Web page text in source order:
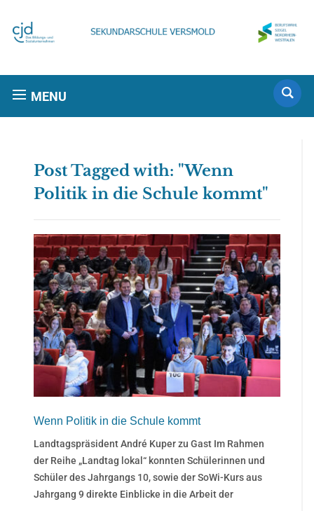
MENU
Post Tagged with: "Wenn
Politik in die Schule kommt"
Wenn Politik in die Schule kommt
Landtagspräsident André Kuper zu Gast Im Rahmen
der Reihe „Landtag lokal“ konnten Schülerinnen und
Schüler des Jahrgangs 10, sowie der SoWi-Kurs aus
Jahrgang 9 direkte Einblicke in die Arbeit der